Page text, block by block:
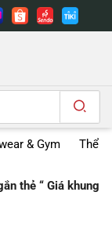
& Gym Thể
thẻ “ Giá khung